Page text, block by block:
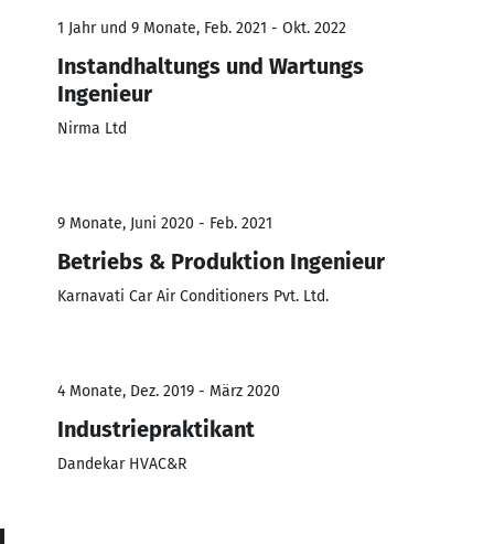
1 Jahr und 9 Monate, Feb. 2021 - Okt. 2022
Instandhaltungs und Wartungs
Ingenieur
Nirma Ltd
9 Monate, Juni 2020 - Feb. 2021
Betriebs & Produktion Ingenieur
Karnavati Car Air Conditioners Pvt. Ltd.
4 Monate, Dez. 2019 - März 2020
Industriepraktikant
Dandekar HVAC&R